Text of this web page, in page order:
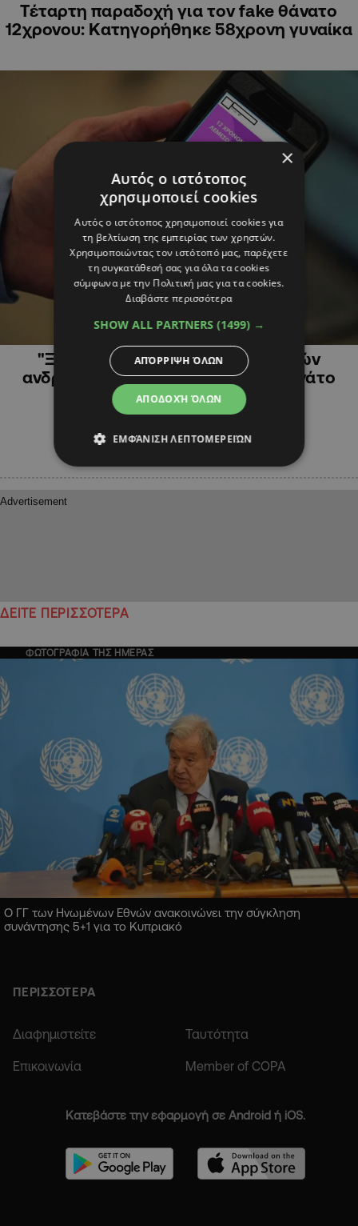
Τέταρτη παραδοχή για τον fake θάνατο
12χρονου: Κατηγορήθηκε 58χρονη γυναίκα
ΚΥΠΡΟΣ
"Ξεσκονίζουν" τα κινητά των τριών
ανδρών που διέδωσαν τον fake θανάτο
12χρονου
ΔΕΙΤΕ ΠΕΡΙΣΣΟΤΕΡΑ
ΦΩΤΟΓΡΑΦΙΑ ΤΗΣ ΗΜΕΡΑΣ
Ο ΓΓ των Ηνωμένων Εθνών ανακοινώνει την σύγκληση
συνάντησης 5+1 για το Κυπριακό
ΠΕΡΙΣΣΟΤΕΡΑ
Διαφημιστείτε Ταυτότητα
Επικοινωνία Member of COPA
Κατεβάστε την εφαρμογή σε Android ή iOS.
×
Αυτός ο ιστότοπος
χρησιμοποιεί cookies
Αυτός ο ιστότοπος χρησιμοποιεί cookies για
τη βελτίωση της εμπειρίας των χρηστών.
Χρησιμοποιώντας τον ιστότοπό μας, παρέχετε
τη συγκατάθεσή σας για όλα τα cookies
σύμφωνα με την Πολιτική μας για τα cookies.
Διαβάστε περισσότερα
SHOW ALL PARTNERS (1499) →
ΑΠΟΔΟΧΉ ΌΛΩΝ
ΑΠΌΡΡΙΨΗ ΌΛΩΝ
ΕΜΦΆΝΙΣΗ ΛΕΠΤΟΜΕΡΕΙΏΝ